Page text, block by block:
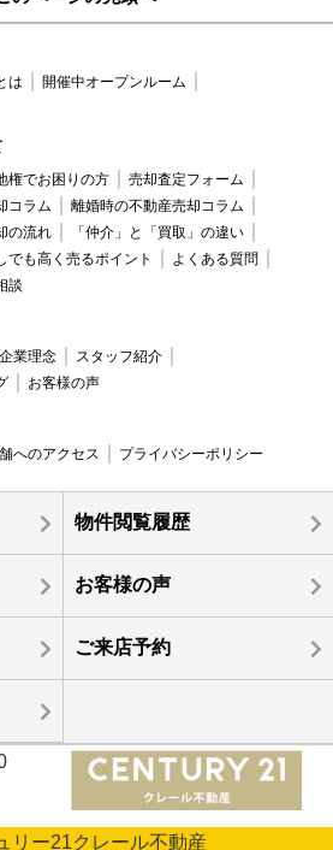
は
開催中オープンルーム
権でお困りの方
売却査定フォーム
コラム
離婚時の不動産売却コラム
の流れ
「仲介」と「買取」の違い
でも高く売るポイント
よくある質問
談
企業理念
スタッフ紹介
お客様の声
へのアクセス プライバシーポリシー
物件閲覧履歴
お客様の声
ご来店予約
リー21クレール不動産